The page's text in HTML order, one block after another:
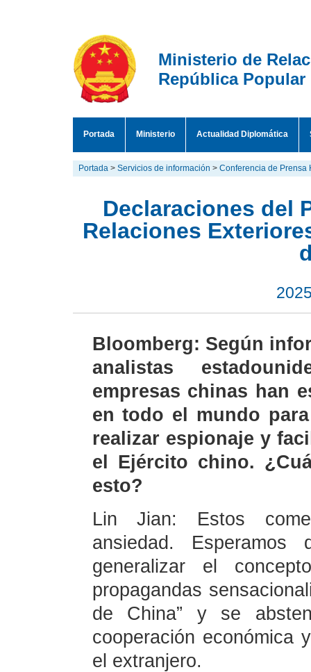
Ministerio de
República Popular
Portada Ministerio Actualidad Diplomática
Portada > Servicios de información > Conferencia de Prensa
Declaraciones del
Relaciones
Bloomberg: Según
analistas
empresas chinas han
en todo el mundo
realizar espionaje y
el Ejército chino.
esto?
Lin Jian: Estos
ansiedad.
generalizar el
propagandas
de China” y se
cooperación económica
el extranjero.